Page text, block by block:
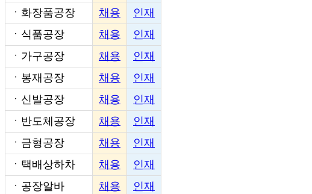
ㆍ 화장품공장 채용
인재
ㆍ 식품공장 채용
인재
ㆍ 가구공장 채용
인재
ㆍ 봉재공장 채용
인재
ㆍ 신발공장 채용
인재
ㆍ 반도체공장 채용
인재
ㆍ 금형공장 채용
인재
ㆍ 택배상하차 채용
인재
ㆍ 공장알바 채용
인재